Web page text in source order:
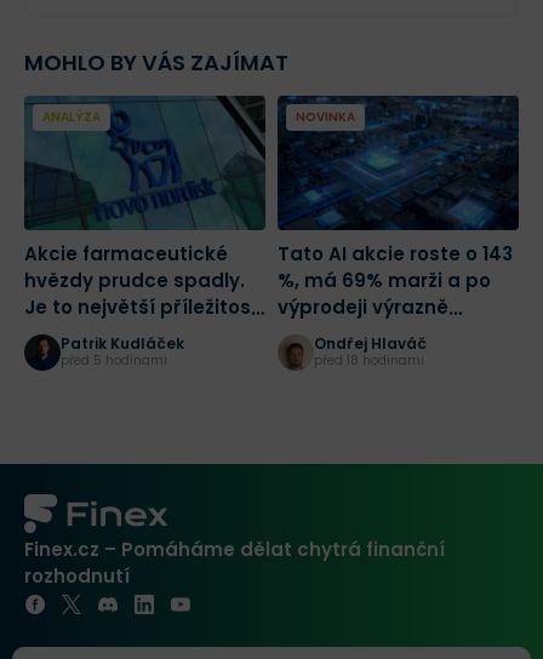
MOHLO BY VÁS ZAJÍMAT
ANALÝZA
Akcie farmaceutické
hvězdy prudce spadly.
Je to největší příležitost
tohoto desetiletí?
Patrik Kudláček
před 5 hodinami
NOVINKA
Tato AI akcie roste o 143
%, má 69% marži a po
výprodeji výrazně
zlevnilaOndřej Hlaváč
před 18 hodinami
Finex.cz – Pomáháme dělat chytrá finanční
rozhodnutí